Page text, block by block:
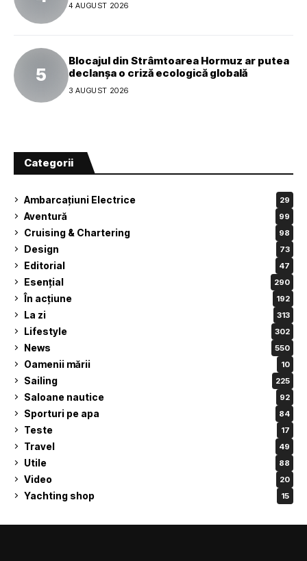
4 AUGUST 2026
Blocajul din Strâmtoarea Hormuz ar putea
declanșa o criză ecologică globală
3 AUGUST 2026
Categorii
Ambarcațiuni Electrice 29
Aventură 99
Cruising & Chartering 98
Design 73
Editorial 47
Esențial 290
În acțiune 192
La zi 313
Lifestyle 302
News 550
Oamenii mării 10
Sailing 225
Saloane nautice 92
Sporturi pe apa 84
Teste 17
Travel 49
Utile 88
Video 20
Yachting shop 15